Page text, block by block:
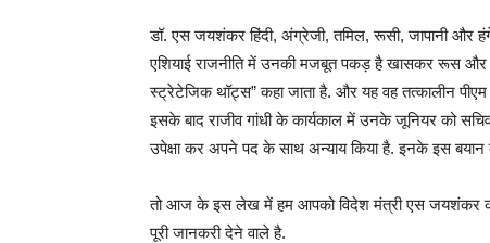
डॉ. एस जयशंकर हिंदी, अंग्रेजी, तमिल, रूसी, जापानी और
एशियाई राजनीति में उनकी मजबूत पकड़ है खासकर रूस और
स्ट्रेटेजिक थॉट्स” कहा जाता है. और यह वह तत्कालीन
इसके बाद राजीव गांधी के कार्यकाल में उनके जूनियर को सचिव
उपेक्षा कर अपने पद के साथ अन्याय किया है. इनके इस
तो आज के इस लेख में हम आपको विदेश मंत्री एस जयशंकर
पूरी जानकरी देने वाले है.